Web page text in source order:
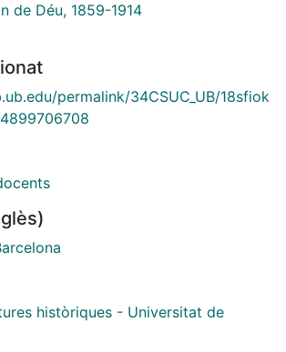
de Déu, 1859-1914
permalink/34CSUC_UB/18sfiok
històriques - Universitat de